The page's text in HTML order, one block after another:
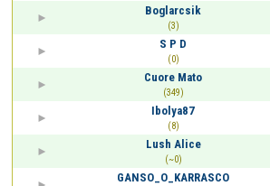
Boglarcsik
(3)
S P D
(0)
Cuore Mato
(349)
Ibolya87
(8)
Lush Alice
(~0)
GANSO_O_KARRASCO